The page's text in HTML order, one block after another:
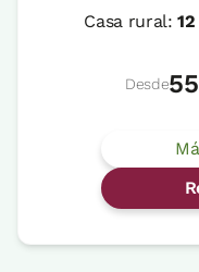
Casa rural:12
Desde